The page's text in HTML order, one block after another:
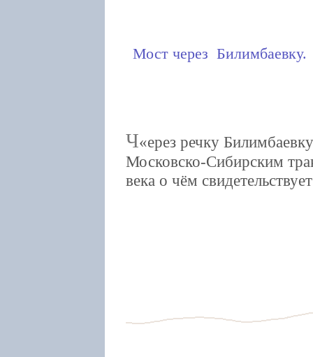
Мост через Билимбаевку.
Ч ерез речку
Московско-Сибирским
века о чём